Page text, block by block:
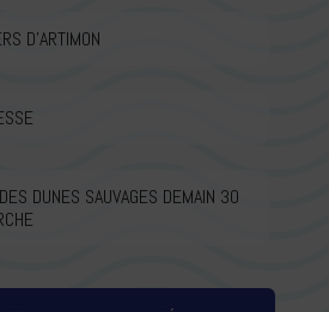
D’ARTIMON
DUNES SAUVAGES DEMAIN 30